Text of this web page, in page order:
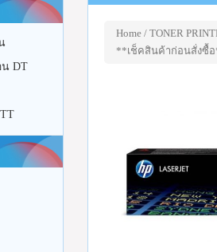
Home/ TONER
**เช็คสินค้าก่อนสั่งซื้
น DT